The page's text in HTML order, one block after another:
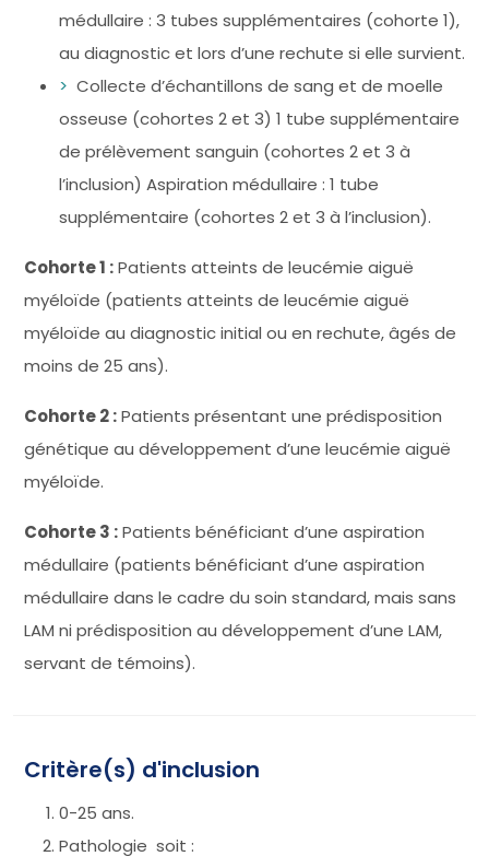
médullaire : 3 tubes supplémentaires (cohorte 1),
au diagnostic et lors d’une rechute si elle survient.
Collecte d’échantillons de sang et de moelle
osseuse (cohortes 2 et 3) 1 tube supplémentaire
de prélèvement sanguin (cohortes 2 et 3 à
l’inclusion) Aspiration médullaire : 1 tube
supplémentaire (cohortes 2 et 3 à l’inclusion).
Cohorte 1 :Patients atteints de leucémie aiguë
myéloïde (patients atteints de leucémie aiguë
myéloïde au diagnostic initial ou en rechute, âgés de
moins de 25 ans).
Cohorte 2 :Patients présentant une prédisposition
génétique au développement d’une leucémie aiguë
myéloïde.
Cohorte 3 :Patients bénéficiant d’une aspiration
médullaire (patients bénéficiant d’une aspiration
médullaire dans le cadre du soin standard, mais sans
LAM ni prédisposition au développement d’une LAM,
servant de témoins).
Critère(s) d'inclusion
0-25 ans.
Pathologie soit :